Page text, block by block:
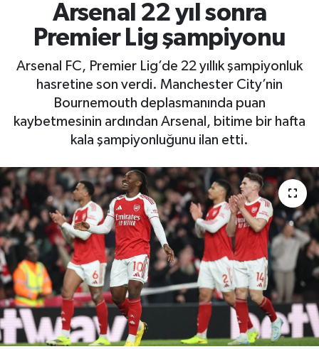
Arsenal 22 yıl sonra
Premier Lig şampiyonu
Arsenal FC, Premier Lig’de 22 yıllık şampiyonluk
hasretine son verdi. Manchester City’nin
Bournemouth deplasmanında puan
kaybetmesinin ardından Arsenal, bitime bir hafta
kala şampiyonluğunu ilan etti.